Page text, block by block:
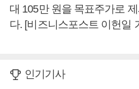
대 105만 원을 목표주가로
다. [비즈니스포스트 이헌일
인기기사